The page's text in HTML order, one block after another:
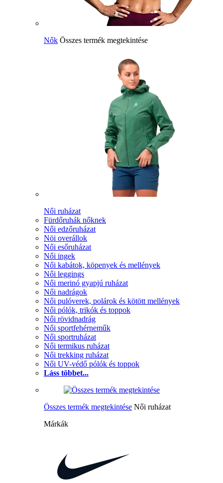
Nők Összes termék megtekintése
Női ruházat
Fürdőruhák nőknek
Női edzőruházat
Nöi overállok
Női esőruházat
Női ingek
Női kabátok, köpenyek és mellények
Női leggings
Női merinó gyapjú ruházat
Női nadrágok
Női pulóverek, polárok és kötött mellények
Női pólók, trikók és toppok
Női rövidnadrág
Női sportfehérneműk
Női sportruházat
Női termikus ruházat
Női trekking ruházat
Női UV-védő pólók és toppok
Láss többet...
Összes termék megtekintése Női ruházat
Márkák